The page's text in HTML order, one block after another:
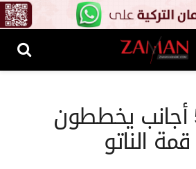
تركيا ترحل 5 أجانب يخططون
الناتو